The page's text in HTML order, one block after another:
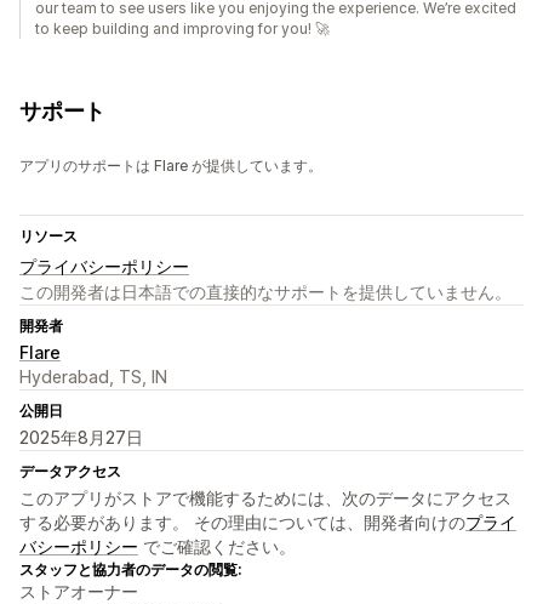
our team to see users like you enjoying the experience. We’re excited
to keep building and improving for you! 🚀
サポート
アプリのサポートは Flare が提供しています。
リソース
プライバシーポリシー
この開発者は日本語での直接的なサポートを提供していません。
開発者
Flare
Hyderabad, TS, IN
公開日
2025年8月27日
データアクセス
このアプリがストアで機能するためには、次のデータにアクセス
する必要があります。 その理由については、開発者向けのプライ
バシーポリシー でご確認ください。
スタッフと協力者のデータの閲覧:
ストアオーナー